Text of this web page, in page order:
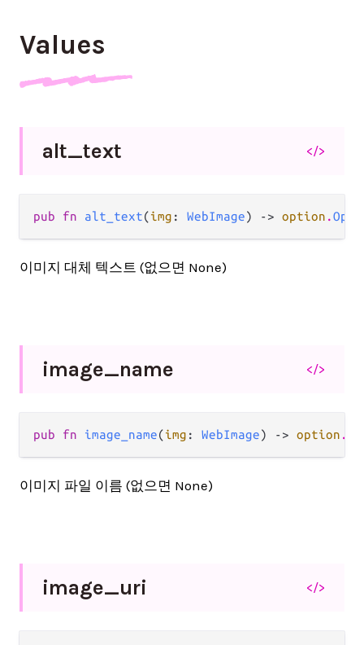
Values
alt_text </>
pub fn alt_text(img : WebImage) -> option .
이미지 대체 텍스트 (없으면 None)
image_name </>
pub fn image_name(img : WebImage) -> option .
이미지 파일 이름 (없으면 None)
image_uri </>